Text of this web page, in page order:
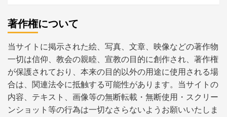
著作権について
当サイトに掲示された絵、写真、文章、映像などの著作物
一切は信仰、教会の親睦、宣教の目的に創作され、著作権
が保護されており、本来の目的以外の用途に使用される場
合は、関連法令に抵触する可能性があります。当サイトの
内容、テキスト、画像等の無断転載・無断使用・スクリー
ンショット等の行為は一切なさらないようお願いいたしま